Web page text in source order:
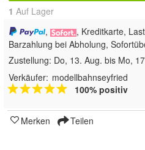
1 Auf Lager
,
, Kreditkarte,
Barzahlung bei Abholung,
Zustellung: Do, 13. Aug. bis Mo,
Verkäufer: modellbahnseyfried
100% positiv
Merken Teilen